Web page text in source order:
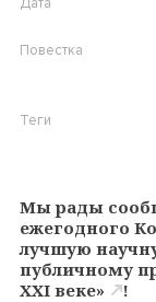
Мы рады
ежегодного
лучшую
публичному
XXI веке»
!
Повестка
Теги